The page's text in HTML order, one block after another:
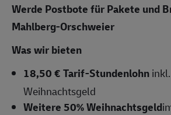
Werde Postbote für Pakete und
Mahlberg-Orschweier
Was wir bieten
18,50 € Tarif-Stundenlohn
Weihnachtsgeld
Weitere 50% Weihnachtsgeld